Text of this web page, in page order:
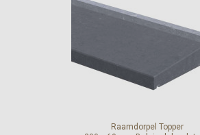
Raamdorpel Topper